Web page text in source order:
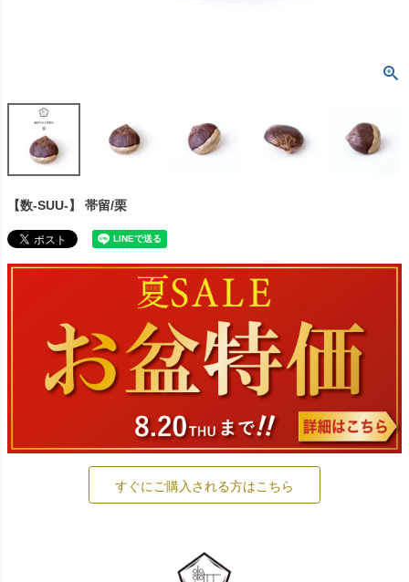
【数-SUU-】 帯留/栗
すぐにご購入される方はこちら